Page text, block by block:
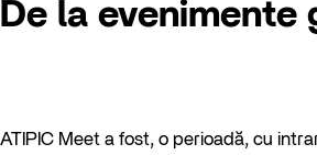
De la
ATIPIC Meet a fost, o perioadă, cu